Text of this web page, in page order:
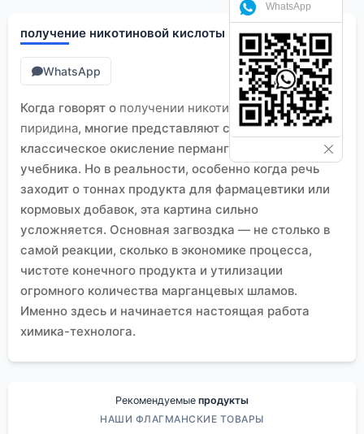
получение никотиновой кислоты из пиридина
WhatsApp
Когда говорят о получении никотиновой кислоты из
пиридина, многие представляют себе
классическое окисление перманганатом калия из
учебника. Но в реальности, особенно когда речь
заходит о тоннах продукта для фармацевтики или
кормовых добавок, эта картина сильно
усложняется. Основная загвоздка — не столько в
самой реакции, сколько в экономике процесса,
чистоте конечного продукта и утилизации
огромного количества марганцевых шламов.
Именно здесь и начинается настоящая работа
химика-технолога.
ограничения
никотиновой кислоты, обычно через стадию 3-
цианпиридина или прямым жестким окислением.
Рекомендуемые продукты
НАШИ ФЛАГМАНСКИЕ ТОВАРЫ
WhatsApp